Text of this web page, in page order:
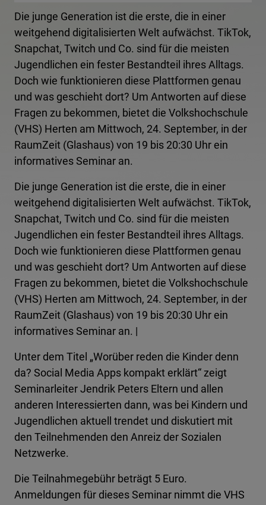
Die junge Generation ist die erste, die in einer
weitgehend digitalisierten Welt aufwächst. TikTok,
Snapchat, Twitch und Co. sind für die meisten
Jugendlichen ein fester Bestandteil ihres Alltags.
Doch wie funktionieren diese Plattformen genau
und was geschieht dort? Um Antworten auf diese
Fragen zu bekommen, bietet die Volkshochschule
(VHS) Herten am Mittwoch, 24. September, in der
RaumZeit (Glashaus) von 19 bis 20:30 Uhr ein
informatives Seminar an.
Die junge Generation ist die erste, die in einer
weitgehend digitalisierten Welt aufwächst. TikTok,
Snapchat, Twitch und Co. sind für die meisten
Jugendlichen ein fester Bestandteil ihres Alltags.
Doch wie funktionieren diese Plattformen genau
und was geschieht dort? Um Antworten auf diese
Fragen zu bekommen, bietet die Volkshochschule
(VHS) Herten am Mittwoch, 24. September, in der
RaumZeit (Glashaus) von 19 bis 20:30 Uhr ein
informatives Seminar an. |
Unter dem Titel „Worüber reden die Kinder denn
da? Social Media Apps kompakt erklärt“ zeigt
Seminarleiter Jendrik Peters Eltern und allen
anderen Interessierten dann, was bei Kindern und
Jugendlichen aktuell trendet und diskutiert mit
den Teilnehmenden den Anreiz der Sozialen
Netzwerke.
Die Teilnahmegebühr beträgt 5 Euro.
Anmeldungen für dieses Seminar nimmt die VHS